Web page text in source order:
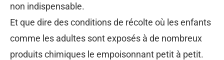
non indispensable.
Et que dire des conditions de récolte où les enfants
comme les adultes sont exposés à de nombreux
produits chimiques le empoisonnant petit à petit.